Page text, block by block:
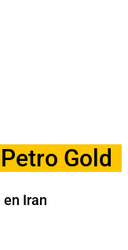
Gold
Iran